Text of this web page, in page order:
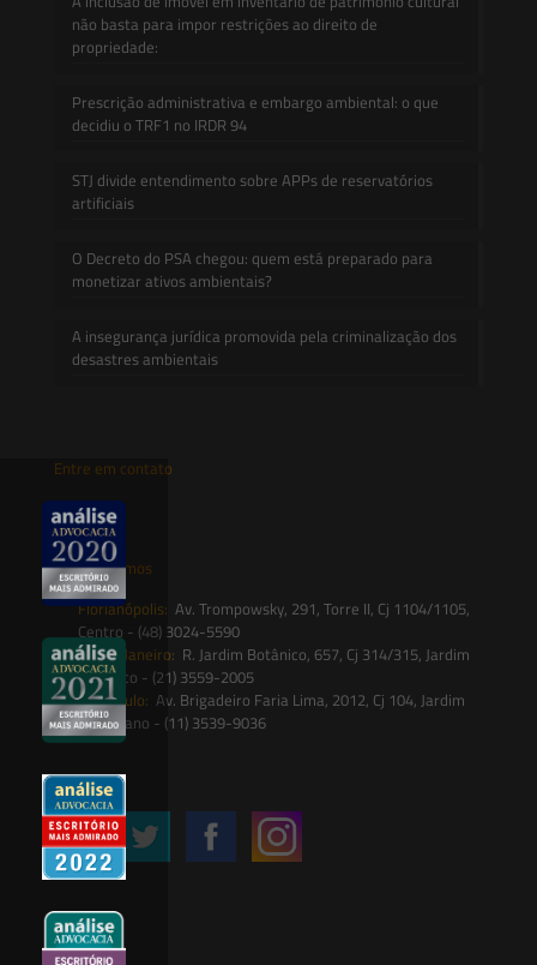
não basta para impor restrições ao direito de
propriedade:
Prescrição administrativa e embargo ambiental: o que
decidiu o TRF1 no IRDR 94
STJ divide entendimento sobre APPs de reservatórios
artificiais
O Decreto do PSA chegou: quem está preparado para
monetizar ativos ambientais?
A insegurança jurídica promovida pela criminalização dos
desastres ambientais
Entre em contato
contato@saesadvogados.com.br
Onde estamos
Florianópolis: Av. Trompowsky, 291, Torre II, Cj 1104/1105,
Centro - (48) 3024-5590
Rio de Janeiro: R. Jardim Botânico, 657, Cj 314/315, Jardim
Botânico - (21) 3559-2005
São Paulo: Av. Brigadeiro Faria Lima, 2012, Cj 104, Jardim
Paulistano - (11) 3539-9036
Siga-nos